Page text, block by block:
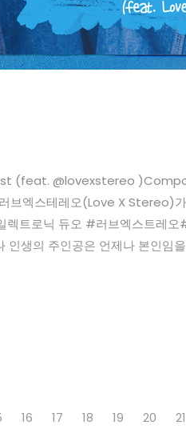
(feat. @lovexstereo
러브엑스테레오(Love X
렉트로닉 듀오 #러브엑스트
생의 주인공은 언제나 본인임
16 17 18 19 20 21